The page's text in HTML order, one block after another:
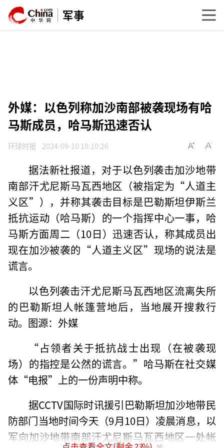
军事
外媒：以色列称加沙南部被袭现场有哈
马斯成员，哈马斯迅速否认
环球时报 2024-09-10 10:10:26
据法新社报道，对于以色列袭击加沙地带
南部汗尤尼斯马瓦西地区（被指定为“人道主
义区”），并称其袭击目标是巴勒斯坦伊斯兰
抵抗运动（哈马斯）的一个指挥中心一事，哈
马斯方面周二（10日）迅速否认，称其成员出
现在加沙被袭的“人道主义区”现场的说法是
谎言。
以色列袭击汗尤尼斯马瓦西地区流离失所
的巴勒斯坦人帐篷营地后，当地展开搜救行
动。图源：外媒
“占领者关于抵抗战士出现（在被袭现
场）的指控是公然的谎言。”哈马斯在社交媒
体“电报”上的一份声明中称。
据CCTV国际时讯援引巴勒斯坦加沙地带民
防部门当地时间今天（9月10日）凌晨消息，以
军向加沙地带南部汗尤尼斯马瓦西地区一处帐